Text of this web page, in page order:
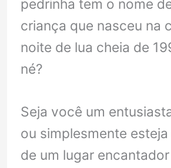
pedrinha tem o nome
criança que nasceu na
noite de lua cheia de
né?
Seja você um
ou simplesmente
de um lugar